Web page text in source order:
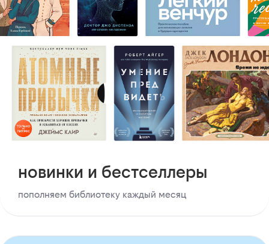
новинки и бестселлеры
пополняем библиотеку каждый месяц